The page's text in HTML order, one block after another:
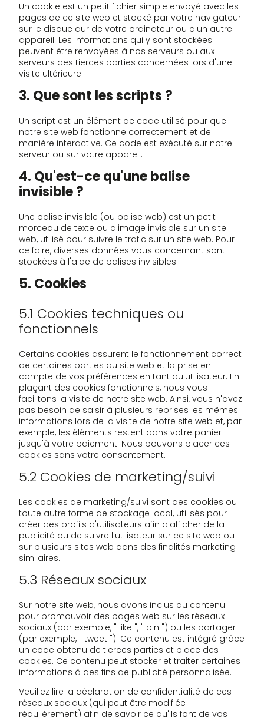
Un cookie est un petit fichier simple envoyé avec les
pages de ce site web et stocké par votre navigateur
sur le disque dur de votre ordinateur ou d'un autre
appareil. Les informations qui y sont stockées
peuvent être renvoyées à nos serveurs ou aux
serveurs des tierces parties concernées lors d'une
visite ultérieure.
3. Que sont les scripts ?
Un script est un élément de code utilisé pour que
notre site web fonctionne correctement et de
manière interactive. Ce code est exécuté sur notre
serveur ou sur votre appareil.
4. Qu'est-ce qu'une balise
invisible ?
Une balise invisible (ou balise web) est un petit
morceau de texte ou d'image invisible sur un site
web, utilisé pour suivre le trafic sur un site web. Pour
ce faire, diverses données vous concernant sont
stockées à l'aide de balises invisibles.
5. Cookies
5.1 Cookies techniques ou
fonctionnels
Certains cookies assurent le fonctionnement correct
de certaines parties du site web et la prise en
compte de vos préférences en tant qu'utilisateur. En
plaçant des cookies fonctionnels, nous vous
facilitons la visite de notre site web. Ainsi, vous n'avez
pas besoin de saisir à plusieurs reprises les mêmes
informations lors de la visite de notre site web et, par
exemple, les éléments restent dans votre panier
jusqu'à votre paiement. Nous pouvons placer ces
cookies sans votre consentement.
5.2 Cookies de marketing/suivi
Les cookies de marketing/suivi sont des cookies ou
toute autre forme de stockage local, utilisés pour
créer des profils d'utilisateurs afin d'afficher de la
publicité ou de suivre l'utilisateur sur ce site web ou
sur plusieurs sites web dans des finalités marketing
similaires.
5.3 Réseaux sociaux
Sur notre site web, nous avons inclus du contenu
pour promouvoir des pages web sur les réseaux
sociaux (par exemple, " like ", " pin ") ou les partager
(par exemple, " tweet "). Ce contenu est intégré grâce
un code obtenu de tierces parties et place des
cookies. Ce contenu peut stocker et traiter certaines
informations à des fins de publicité personnalisée.
Veuillez lire la déclaration de confidentialité de ces
réseaux sociaux (qui peut être modifiée
régulièrement) afin de savoir ce qu'ils font de vos